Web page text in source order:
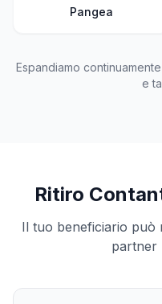
Pangea
Espandiamo
e
Ritiro
Il tuo beneficiario può
partner